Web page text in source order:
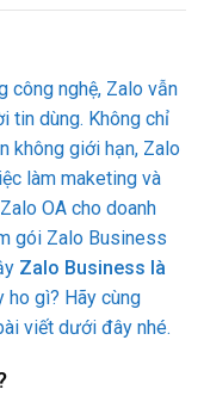
công nghệ, Zalo vẫn
tin dùng. Không chỉ
không giới hạn, Zalo
làm maketing và
OA cho doanh
gói Zalo Business
Zalo Business là
ho gì? Hãy cùng
viết dưới đây nhé.